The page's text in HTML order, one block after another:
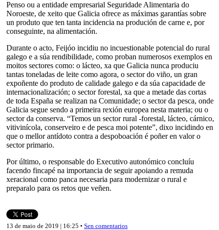
Penso ou a entidade empresarial Seguridade Alimentaria do
Noroeste, de xeito que Galicia ofrece as máximas garantías sobre
un produto que ten tanta incidencia na produción de carne e, por
conseguinte, na alimentación.
Durante o acto, Feijóo incidiu no incuestionable potencial do rural
galego e a súa rendibilidade, como proban numerosos exemplos en
moitos sectores como: o lácteo, xa que Galicia nunca produciu
tantas toneladas de leite como agora, o sector do viño, un gran
expoñente do produto de calidade galego e da súa capacidade de
internacionalización; o sector forestal, xa que a metade das cortas
de toda España se realizan na Comunidade; o sector da pesca, onde
Galicia segue sendo a primeira rexión europea nesta materia; ou o
sector da conserva. “Temos un sector rural -forestal, lácteo, cárnico,
vitivinícola, conserveiro e de pesca moi potente”, dixo incidindo en
que o mellor antídoto contra a despoboación é poñer en valor o
sector primario.
Por último, o responsable do Executivo autonómico concluíu
facendo fincapé na importancia de seguir apoiando a remuda
xeracional como panca necesaria para modernizar o rural e
preparalo para os retos que veñen.
13 de maio de 2019 | 16:25 • Sen comentarios